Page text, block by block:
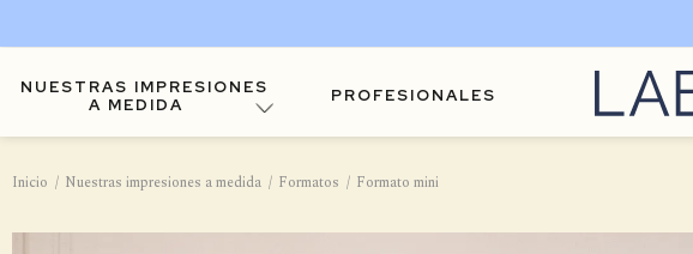
NUESTRAS IMPRESIONES
A MEDIDA
PROFESIONALES
Inicio Nuestras impresiones a medida Formatos Formato mini